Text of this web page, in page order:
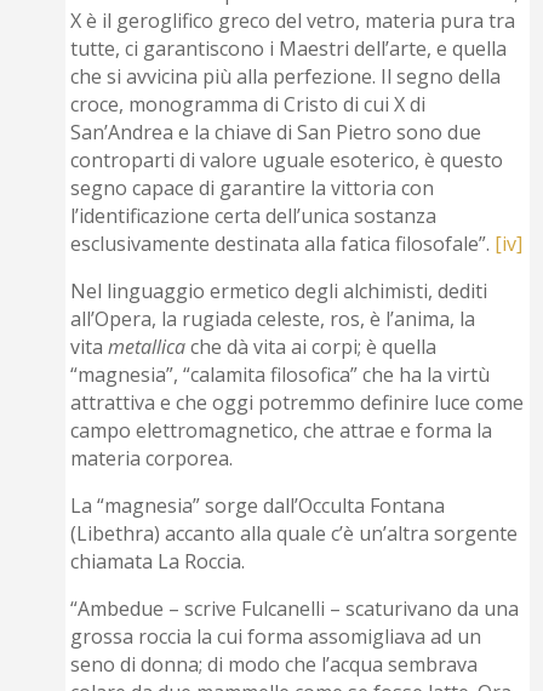
X è il geroglifico greco del vetro, materia pura tra
tutte, ci garantiscono i Maestri dell’arte, e quella
che si avvicina più alla perfezione. Il segno della
croce, monogramma di Cristo di cui X di
San’Andrea e la chiave di San Pietro sono due
controparti di valore uguale esoterico, è questo
segno capace di garantire la vittoria con
l’identificazione certa dell’unica sostanza
esclusivamente destinata alla fatica filosofale”. [iv]
Nel linguaggio ermetico degli alchimisti, dediti
all’Opera, la rugiada celeste, ros, è l’anima, la
vitametallicache dà vita ai corpi; è quella
“magnesia”, “calamita filosofica” che ha la virtù
attrattiva e che oggi potremmo definire luce come
campo elettromagnetico, che attrae e forma la
materia corporea.
La “magnesia” sorge dall’Occulta Fontana
(Libethra) accanto alla quale c’è un’altra sorgente
chiamata La Roccia.
“Ambedue – scrive Fulcanelli – scaturivano da una
grossa roccia la cui forma assomigliava ad un
seno di donna; di modo che l’acqua sembrava